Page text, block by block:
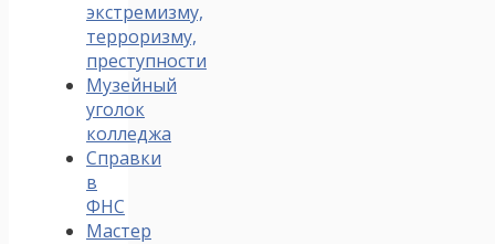
экстремизму,
терроризму,
преступности
Музейный
уголок
колледжа
Справки
в
ФНС
Мастер